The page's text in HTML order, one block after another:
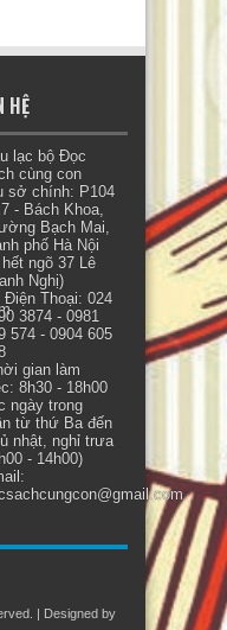
HỆ
lạc bộ Đọc
cùng con
sở chính: P104
- Bách Khoa,
Bạch Mai,
phố Hà Nội
hết ngõ 37 Lê
Nghị)
Điện Thoại: 024
3874 - 0981
574 - 0904 605
gian làm
8h30 - 18h00
ngày trong
từ thứ Ba đến
nhật, nghỉ trưa
- 14h00)
| Designed by